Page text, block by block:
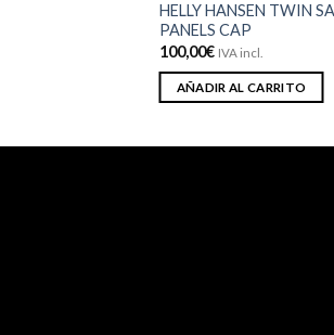
HELLY HANSEN TWIN
PANELS CAP
100,00€ IVA incl.
AÑADIR AL CARRITO